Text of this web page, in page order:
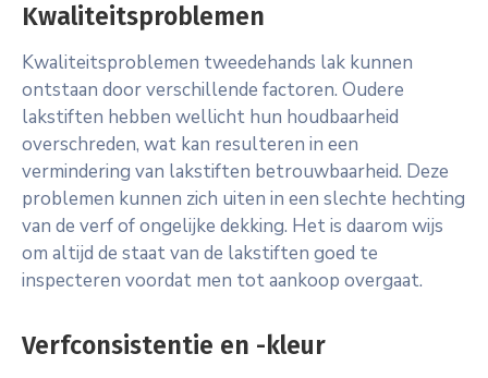
Kwaliteitsproblemen
Kwaliteitsproblemen tweedehands lak kunnen
ontstaan door verschillende factoren. Oudere
lakstiften hebben wellicht hun houdbaarheid
overschreden, wat kan resulteren in een
vermindering van lakstiften betrouwbaarheid. Deze
problemen kunnen zich uiten in een slechte hechting
van de verf of ongelijke dekking. Het is daarom wijs
om altijd de staat van de lakstiften goed te
inspecteren voordat men tot aankoop overgaat.
Verfconsistentie en -kleur